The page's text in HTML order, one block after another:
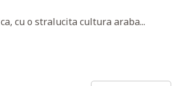
cu o stralucita cultura araba...